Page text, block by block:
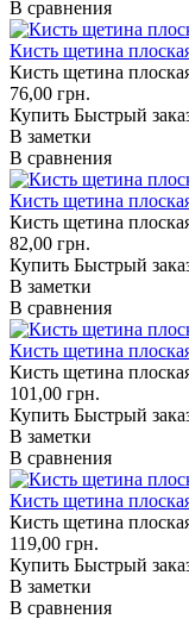
В сравнения
Кисть щетина
Кисть щетина
76,00 грн.
Купить Быстрый
В заметки
В сравнения
Кисть щетина
Кисть щетина
82,00 грн.
Купить Быстрый
В заметки
В сравнения
Кисть щетина
Кисть щетина
101,00 грн.
Купить Быстрый
В заметки
В сравнения
Кисть щетина
Кисть щетина
119,00 грн.
Купить Быстрый
В заметки
В сравнения